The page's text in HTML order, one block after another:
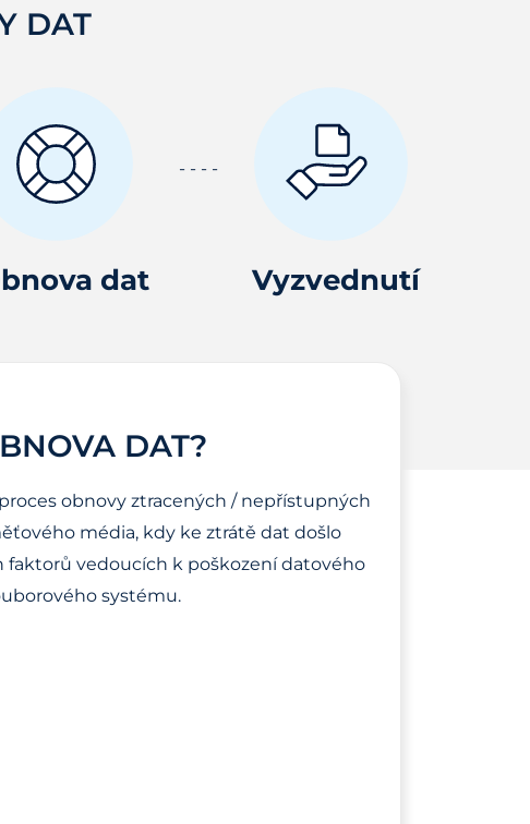
DAT
dat Vyzvednutí
DAT?
obnovy ztracených / nepřístupných
média, kdy ke ztrátě dat došlo
faktorů vedoucích k poškození datového
systému.